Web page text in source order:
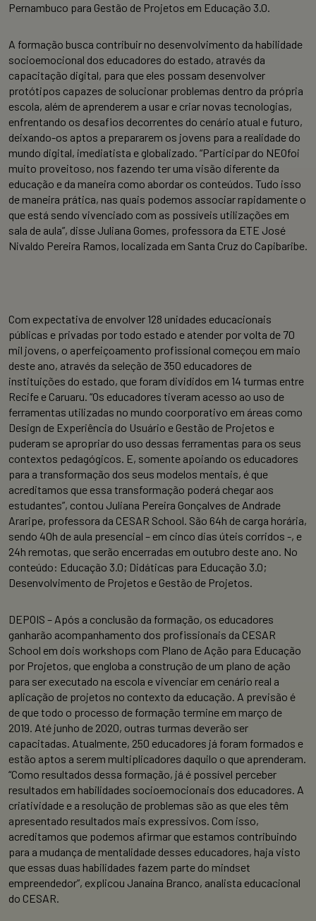
Pernambuco para Gestão de Projetos em Educação 3.0.
A formação busca contribuir no desenvolvimento da habilidade
socioemocional dos educadores do estado, através da
capacitação digital, para que eles possam desenvolver
protótipos capazes de solucionar problemas dentro da própria
escola, além de aprenderem a usar e criar novas tecnologias,
enfrentando os desafios decorrentes do cenário atual e futuro,
deixando-os aptos a prepararem os jovens para a realidade do
mundo digital, imediatista e globalizado. “Participar do NEOfoi
muito proveitoso, nos fazendo ter uma visão diferente da
educação e da maneira como abordar os conteúdos. Tudo isso
de maneira prática, nas quais podemos associar rapidamente o
que está sendo vivenciado com as possíveis utilizações em
sala de aula”, disse Juliana Gomes, professora da ETE José
Nivaldo Pereira Ramos, localizada em Santa Cruz do Capibaribe.
Com expectativa de envolver 128 unidades educacionais
públicas e privadas por todo estado e atender por volta de 70
mil jovens, o aperfeiçoamento profissional começou em maio
deste ano, através da seleção de 350 educadores de
instituições do estado, que foram divididos em 14 turmas entre
Recife e Caruaru. “Os educadores tiveram acesso ao uso de
ferramentas utilizadas no mundo coorporativo em áreas como
Design de Experiência do Usuário e Gestão de Projetos e
puderam se apropriar do uso dessas ferramentas para os seus
contextos pedagógicos. E, somente apoiando os educadores
para a transformação dos seus modelos mentais, é que
acreditamos que essa transformação poderá chegar aos
estudantes”, contou Juliana Pereira Gonçalves de Andrade
Araripe, professora da CESAR School. São 64h de carga horária,
sendo 40h de aula presencial – em cinco dias úteis corridos -, e
24h remotas, que serão encerradas em outubro deste ano. No
conteúdo: Educação 3.0; Didáticas para Educação 3.0;
Desenvolvimento de Projetos e Gestão de Projetos.
DEPOIS – Após a conclusão da formação, os educadores
ganharão acompanhamento dos profissionais da CESAR
School em dois workshops com Plano de Ação para Educação
por Projetos, que engloba a construção de um plano de ação
para ser executado na escola e vivenciar em cenário real a
aplicação de projetos no contexto da educação. A previsão é
de que todo o processo de formação termine em março de
2019. Até junho de 2020, outras turmas deverão ser
capacitadas. Atualmente, 250 educadores já foram formados e
estão aptos a serem multiplicadores daquilo o que aprenderam.
“Como resultados dessa formação, já é possível perceber
resultados em habilidades socioemocionais dos educadores. A
criatividade e a resolução de problemas são as que eles têm
apresentado resultados mais expressivos. Com isso,
acreditamos que podemos afirmar que estamos contribuindo
para a mudança de mentalidade desses educadores, haja visto
que essas duas habilidades fazem parte do mindset
empreendedor”, explicou Janaína Branco, analista educacional
do CESAR.